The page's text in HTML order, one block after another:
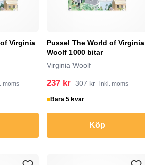
Virginia
moms
Pussel The World of Virginia
Woolf 1000 bitar
Virginia Woolf
237 kr 307 kr inkl. moms
Bara 5 kvar
Köp